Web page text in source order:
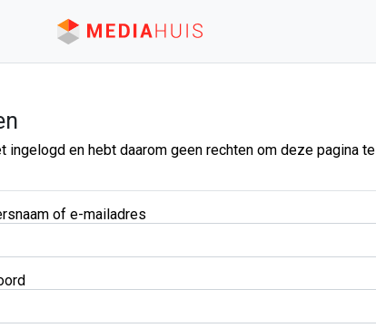
ingelogd en hebt daarom geen rechten om deze pagina te
of e-mailadres